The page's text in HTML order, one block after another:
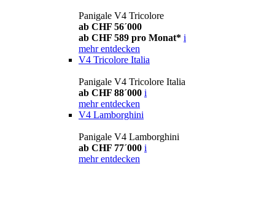
Panigale V4 Tricolore
ab CHF 56´000
ab CHF 589 pro Monat* i
mehr entdecken
V4 Tricolore Italia
Panigale V4 Tricolore Italia
ab CHF 88´000 i
mehr entdecken
V4 Lamborghini
Panigale V4 Lamborghini
ab CHF 77´000 i
mehr entdecken